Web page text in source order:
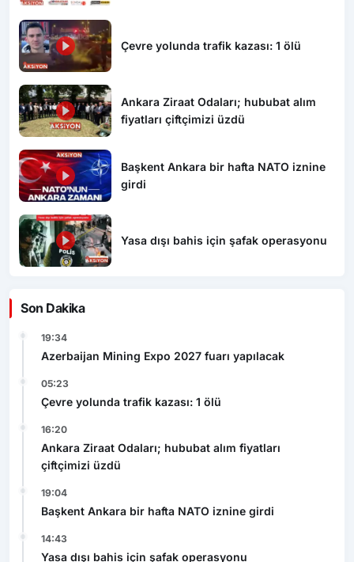
Çevre yolunda trafik kazası: 1 ölü
Ankara Ziraat Odaları; hububat alım
fiyatları çiftçimizi üzdü
Başkent Ankara bir hafta NATO iznine
girdi
Yasa dışı bahis için şafak operasyonu
Son Dakika
19:34
Azerbaijan Mining Expo 2027 fuarı yapılacak
05:23
Çevre yolunda trafik kazası: 1 ölü
16:20
Ankara Ziraat Odaları; hububat alım fiyatları
çiftçimizi üzdü
19:04
Başkent Ankara bir hafta NATO iznine girdi
14:43
Yasa dışı bahis için şafak operasyonu